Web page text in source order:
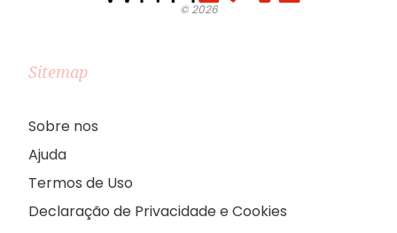
©2026
Sitemap
Sobre nos
Ajuda
Termos de Uso
Declaração de Privacidade e Cookies